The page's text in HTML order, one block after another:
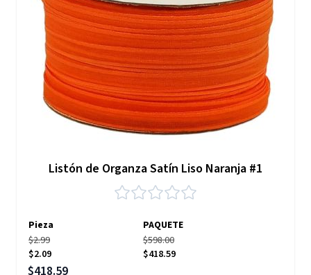
Listón de Organza Satín Liso Naranja #1
Pieza
PAQUETE
$2.99
$2.09
$598.00
$418.59
Precio especial
$418.59